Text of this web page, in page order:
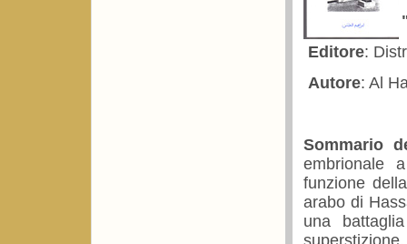
Editore:
Autore: Al
Sommario
embrionale
funzione
arabo di
una